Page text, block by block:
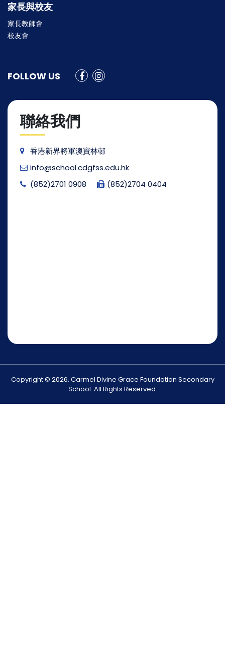
家長與校友
家長教師會
校友會
FOLLOW US
聯絡我們
香港新界將軍澳寶林邨
info@school.cdgfss.edu.hk
(852)2701 0908
(852)2704 0404
Copyright © 2026. Carmel Divine Grace Foundation Secondary
School. All Rights Reserved.